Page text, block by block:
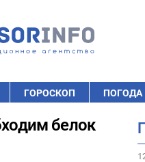
ГОРОСКОП ПОГОДА
белок